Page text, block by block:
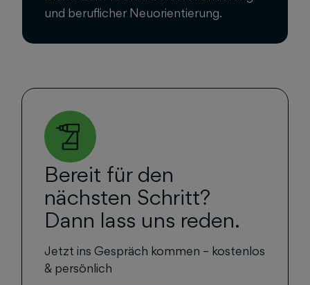
und beruflicher Neuorientierung.
Bereit für den
nächsten Schritt?
Dann lass uns reden.
Jetzt ins Gespräch kommen – kostenlos
& persönlich